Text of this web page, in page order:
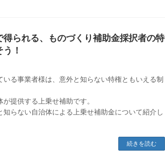
得られる、ものづくり補助金採択者の特
！
いる事業者様は、意外と知らない特権ともいえる制
提供する上乗せ補助です。
知らない自治体による上乗せ補助金について紹介し
続きを読む